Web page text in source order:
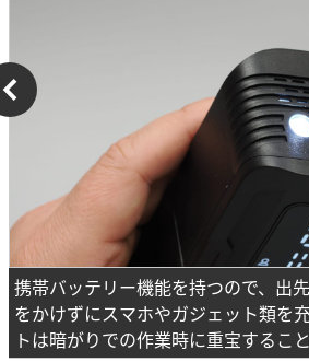
携帯バッテリー機能を持つので、出
をかけずにスマホやガジェット類を
トは暗がりでの作業時に重宝すること